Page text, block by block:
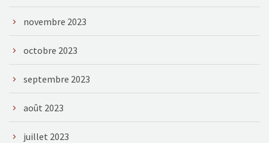
novembre 2023
octobre 2023
septembre 2023
août 2023
juillet 2023